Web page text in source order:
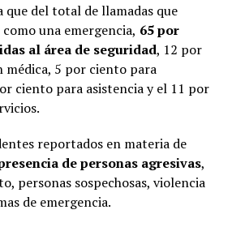
que del total de llamadas que
una emergencia, 65 por
al área de seguridad, 12 por
5 por ciento para
ciento para asistencia y el 11 por
reportados en materia de
de personas agresivas,
personas sospechosas, violencia
de emergencia.